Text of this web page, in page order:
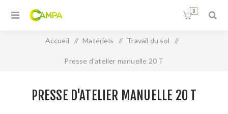
0
Accueil / Matériels / Travail du sol /
Presse d'atelier manuelle 20 T
PRESSE D'ATELIER MANUELLE 20 T